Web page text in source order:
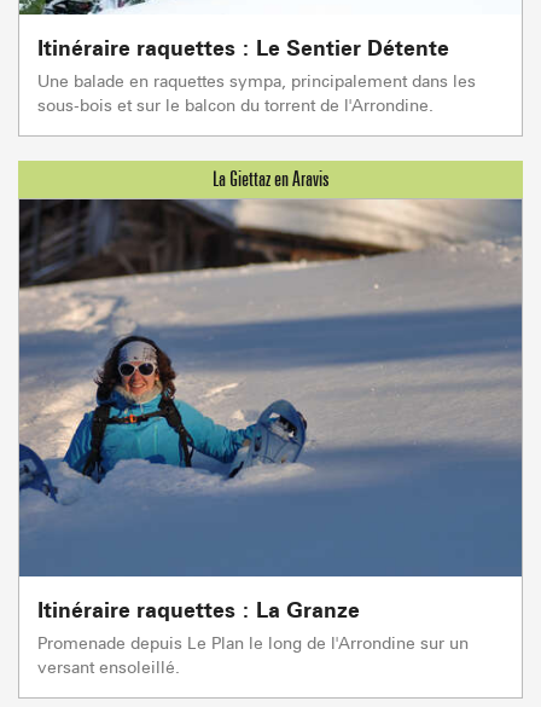
Itinéraire raquettes : Le Sentier Détente
Une balade en raquettes sympa, principalement dans les
sous-bois et sur le balcon du torrent de l'Arrondine.
Itinéraire raquettes : La Granze
Promenade depuis Le Plan le long de l'Arrondine sur un
versant ensoleillé.